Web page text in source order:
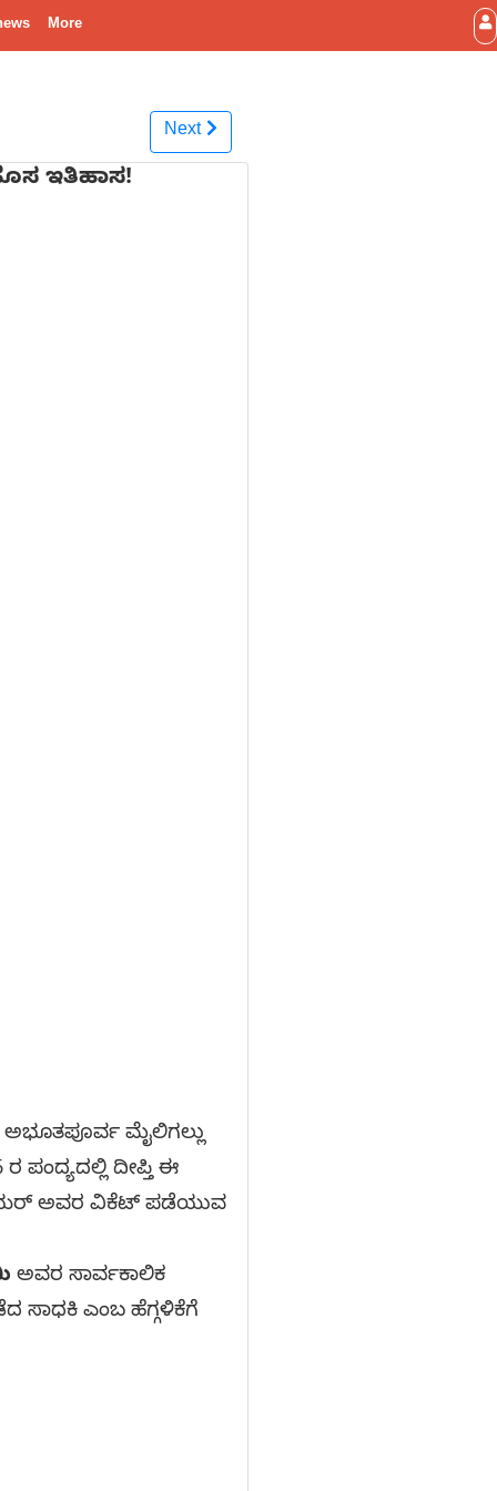
More
Next
ಇತಿಹಾಸ!
ಅಭೂತಪೂರ್ವ ಮೈಲಿಗಲ್ಲು
ಪಂದ್ಯದಲ್ಲಿ ದೀಪ್ತಿ ಈ
ಅವರ ವಿಕೆಟ್ ಪಡೆಯುವ
ಅವರ ಸಾರ್ವಕಾಲಿಕ
ಸಾಧಕಿ ಎಂಬ ಹೆಗ್ಗಳಿಕೆಗೆ